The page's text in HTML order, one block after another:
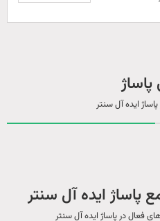
ایده آل سنتر
ایده آل سنتر
در پاساژ ایده آل سنتر